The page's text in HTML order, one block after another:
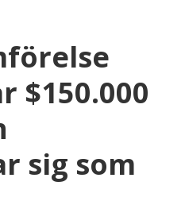
$150.000
sig som